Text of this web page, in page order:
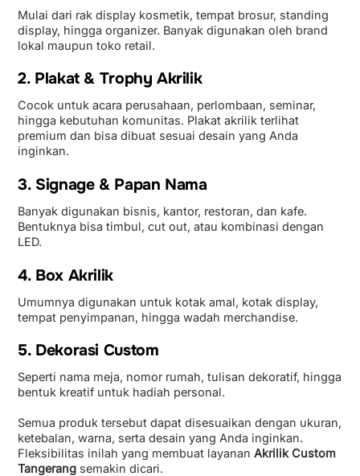
Mulai dari rak display kosmetik, tempat brosur, standing
display, hingga organizer. Banyak digunakan oleh brand
lokal maupun toko retail.
2. Plakat & Trophy Akrilik
Cocok untuk acara perusahaan, perlombaan, seminar,
hingga kebutuhan komunitas. Plakat akrilik terlihat
premium dan bisa dibuat sesuai desain yang Anda
inginkan.
3. Signage & Papan Nama
Banyak digunakan bisnis, kantor, restoran, dan kafe.
Bentuknya bisa timbul, cut out, atau kombinasi dengan
LED.
4. Box Akrilik
Umumnya digunakan untuk kotak amal, kotak display,
tempat penyimpanan, hingga wadah merchandise.
5. Dekorasi Custom
Seperti nama meja, nomor rumah, tulisan dekoratif, hingga
bentuk kreatif untuk hadiah personal.
Semua produk tersebut dapat disesuaikan dengan ukuran,
ketebalan, warna, serta desain yang Anda inginkan.
Fleksibilitas inilah yang membuat layananAkrilik Custom
Tangerang semakin dicari.